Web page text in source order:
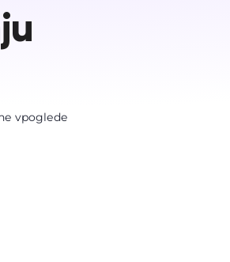
vpoglede